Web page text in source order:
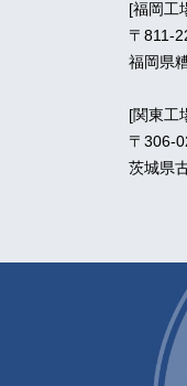
[福岡工
〒811-
福岡県
[関東工
〒306-
茨城県